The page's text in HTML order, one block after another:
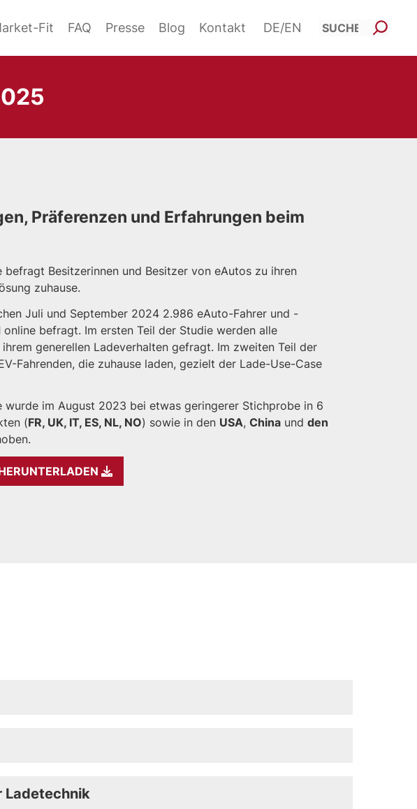
Fit FAQ Presse Blog Kontakt DE EN
Präferenzen und Erfahrungen beim
Besitzerinnen und Besitzer von eAutos zu ihren
zuhause.
Juli und September 2024 2.986 eAuto-Fahrer und -
online befragt. Im ersten Teil der Studie werden alle
generellen Ladeverhalten gefragt. Im zweiten Teil der
Fahrenden, die zuhause laden, gezielt der Lade-Use-Case
wurde im August 2023 bei etwas geringerer Stichprobe in 6
(FR, UK, IT, ES, NL, NO) sowie in den USA, China und den
Ladetechnik